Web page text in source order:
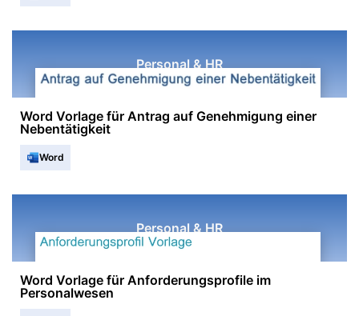
Personal & HR
Word Vorlage für Antrag auf Genehmigung einer
Nebentätigkeit
Word
Personal & HR
Word Vorlage für Anforderungsprofile im
Personalwesen